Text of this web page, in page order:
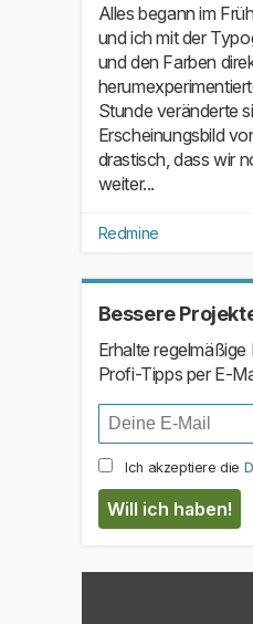
Alles begann im
und ich mit der
und den Farben
Stunde veränderte
Erscheinungsbild
drastisch, dass wir
weiter...
Redmine
Bessere
Erhalte
Profi-Tipps per E-
Ich akzeptiere die